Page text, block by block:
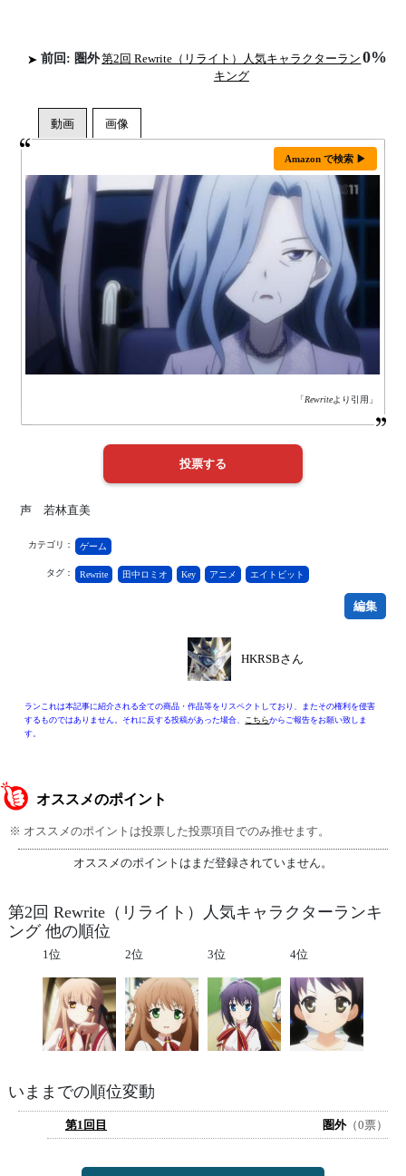
前回: 圏外第2回 Rewrite（リライト）人気キャラクターラン
キング
0%
Amazon で検索 ▶
「Rewriteより引用」
声 若林直美
カテゴリ： ゲーム
タグ： Rewrite 田中ロミオ Key アニメ エイトビット
編集
HKRSBさん
ランこれは本記事に紹介される全ての商品・作品等をリスペクトしており、またその権利を侵害
するものではありません。それに反する投稿があった場合、
こちらからご報告をお願い致しま
す。
オススメのポイント
※ オススメのポイントは投票した投票項目でのみ推せます。
オススメのポイントはまだ登録されていません。
第2回 Rewrite（リライト）人気キャラクターランキ
ング 他の順位
1位 2位 3位 4位
いままでの順位変動
第1回目 圏外（0票）